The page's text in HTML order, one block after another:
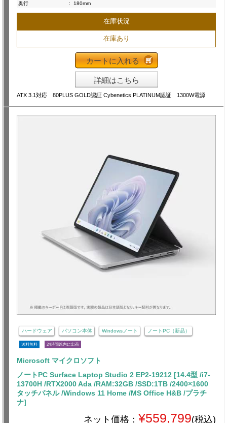
奥行
: 180mm
在庫状況
在庫あり
カートに入れる
詳細はこちら
ATX 3.1対応 80PLUS GOLD認証 Cybenetics PLATINUM認証 1300W電源
ハードウェア パソコン本体 Windowsノート ノートPC（新品）
送料無料 24時間以内に出荷
Microsoft マイクロソフト
ノートPC Surface Laptop Studio 2 EP2-19212 [14.4型 /i7-
13700H /RTX2000 Ada /RAM:32GB /SSD:1TB /2400×1600
タッチパネル /Windows 11 Home /MS Office H&B /プラチ
ナ]
ネット価格： ¥559,799(税込)